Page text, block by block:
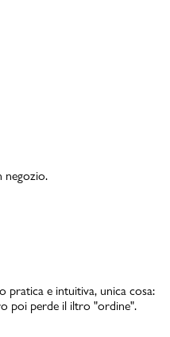
negozio.
pratica e intuitiva, unica cosa:
poi perde il iltro "ordine".